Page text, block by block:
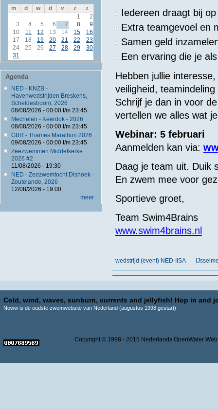
m d w d v z
z
1
2
3
4 5 6 7 8
9
10
11 12 13 14 15
16
17
18 19 20 21 22
23
24
25 26 27 28 29
30
31
Agenda
NED - KNZB -
Havenwedstrijden Breskens,
Scheldestroom, 2026
08/08/2026 - 00:00t/m 23:45
Mechelen - Keerdok - 2026
08/08/2026 - 00:00t/m 23:45
GBR - Thames Marathon 2026
09/08/2026 - 00:00t/m 23:45
Zeezwemmen Middelkerke
2026 #2
11/08/2026 - 19:30
NED - Zeezwemtocht Dishoek -
Zoutelande, 2026
12/08/2026 - 19:00
meer
Iedereen draagt bij
Extra teamgevoel en
Samen geld
Een ervaring die je
Hebben jullie
veiligheid,
Schrijf je dan in voor
vertellen we alles wat
Webinar: 5 februari
Aanmelden kan via:
Daag je team uit. Duik
En zwem mee voor
Sportieve groet,
Team Swim4Brains
www.swim4brains.nl
wedstrijd (event) NED-IISA
Cold, wind, waves, sunburn, currents and jellyfish! Hop in and
Noww is de oudste zwemwebsite van Nederland (augustus 1998 gestart)
Copyright © 1998 - 2015 Nederlands OpenWater